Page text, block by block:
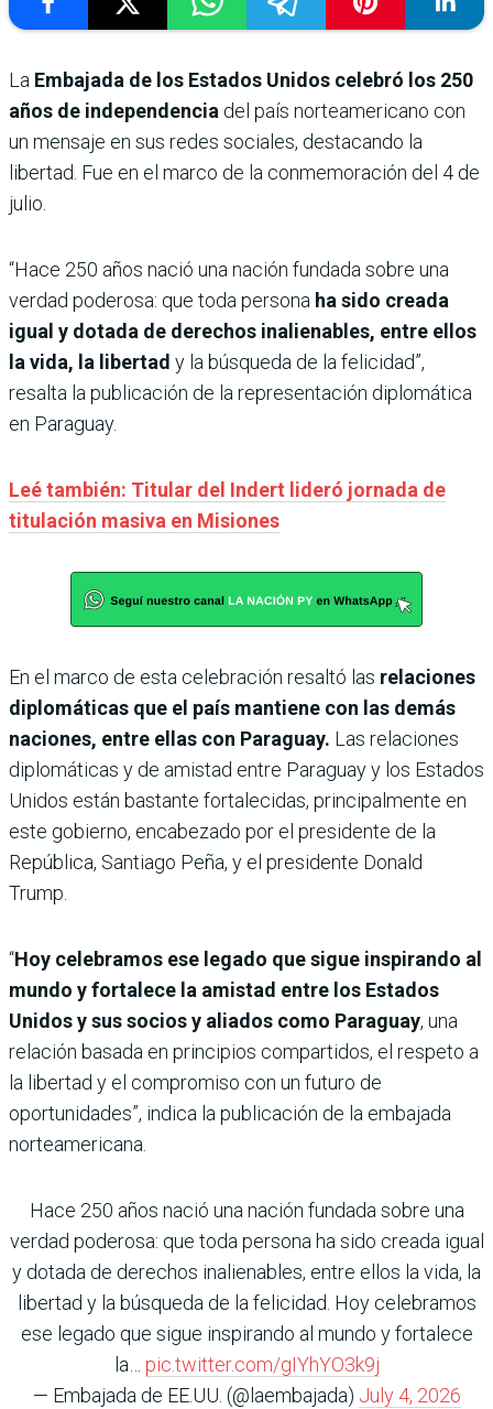
La Embajada de los Estados Unidos celebró los 250
años de independencia del país norteamericano con
un mensaje en sus redes sociales, destacando la
libertad. Fue en el marco de la conmemoración del 4 de
julio.
“Hace 250 años nació una nación fundada sobre una
verdad poderosa: que toda persona ha sido creada
igual y dotada de derechos inalienables, entre ellos
la vida, la libertad y la búsqueda de la felicidad”,
resalta la publicación de la representación diplomática
en Paraguay.
Leé también: Titular del Indert lideró jornada de
titulación masiva en Misiones
En el marco de esta celebración resaltó las relaciones
diplomáticas que el país mantiene con las demás
naciones, entre ellas con Paraguay. Las relaciones
diplomáticas y de amistad entre Paraguay y los Estados
Unidos están bastante fortalecidas, principalmente en
este gobierno, encabezado por el presidente de la
República, Santiago Peña, y el presidente Donald
Trump.
“Hoy celebramos ese legado que sigue inspirando al
mundo y fortalece la amistad entre los Estados
Unidos y sus socios y aliados como Paraguay, una
relación basada en principios compartidos, el respeto a
la libertad y el compromiso con un futuro de
oportunidades”, indica la publicación de la embajada
norteamericana.
Hace 250 años nació una nación fundada sobre una
verdad poderosa: que toda persona ha sido creada igual
y dotada de derechos inalienables, entre ellos la vida, la
libertad y la búsqueda de la felicidad. Hoy celebramos
ese legado que sigue inspirando al mundo y fortalece
la… pic.twitter.com/gIYhYO3k9j
— Embajada de EE.UU. (@laembajada) July 4, 2026